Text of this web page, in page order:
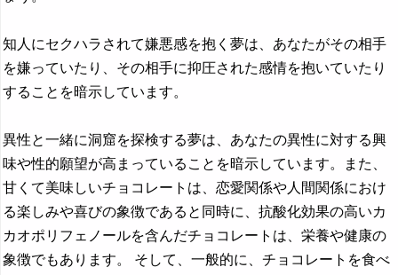
知人にセクハラされて嫌悪感を抱く夢は、あなたがその相手
を嫌っていたり、その相手に抑圧された感情を抱いていたり
することを暗示しています。
異性と一緒に洞窟を探検する夢は、あなたの異性に対する興
味や性的願望が高まっていることを暗示しています。また、
甘くて美味しいチョコレートは、恋愛関係や人間関係におけ
る楽しみや喜びの象徴であると同時に、抗酸化効果の高いカ
カオポリフェノールを含んだチョコレートは、栄養や健康の
象徴でもあります。 そして、一般的に、チョコレートを食べ